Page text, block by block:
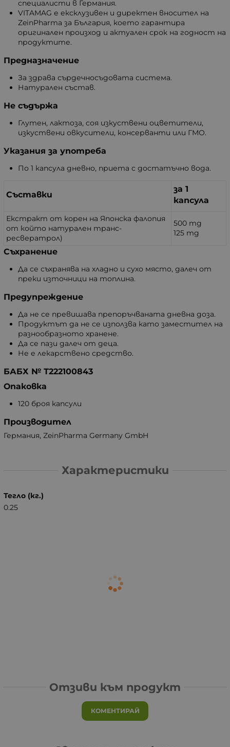
специалисти в Германия.
VITAMAG е ексклузивен и директен вносител на
ZeinPharma за България, което гарантира
оригинален произход и актуален срок на годност на
продуктите.
Предназначение
За здрава сърдечносъдовата система.
Натурален състав.
Не съдържа
Глутен, лактоза, соя изкуствени оцветители,
изкуствени овкусители, консерванти или ГМО.
Указания за употреба
По 1 капсула дневно, приета с достатъчно вода.
Съставки
за 1
капсула
Екстракт от корен на Японска фалопия
от който натурален транс-
ресвератрол)
500 mg
125 mg
Съхранение
Да се съхранява на хладно и сухо място, далеч от
преки източници на топлина.
Предупреждение
Да не се превишава препоръчваната дневна доза.
Продуктът да не се използва като заместител на
разнообразното хранене.
Да се пази далеч от деца.
Не е лекарствено средство.
БАБХ № Т222100843
Опаковка
120 броя капсули
Производител
Германия, ZeinPharma Germany GmbH
Характеристики
Тегло (кг.)
0.25
Отзиви към продукт
КОМЕНТИРАЙ